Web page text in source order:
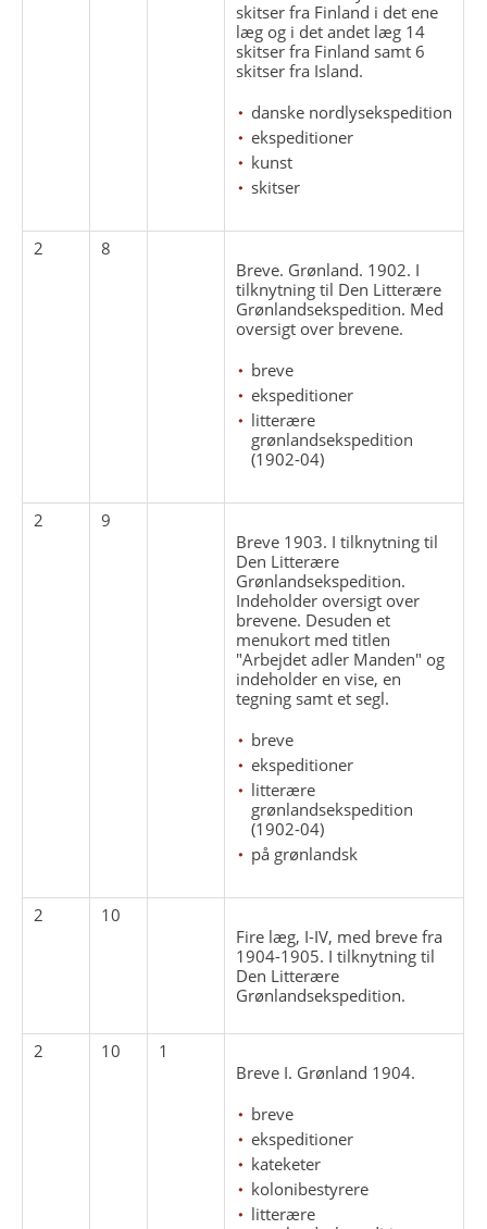
skitser fra Finland i det ene
læg og i det andet læg 14
skitser fra Finland samt 6
skitser fra Island.
danske nordlysekspedition
ekspeditioner
kunst
skitser
2
8
Breve. Grønland. 1902. I
tilknytning til Den Litterære
Grønlandsekspedition. Med
oversigt over brevene.
breve
ekspeditioner
litterære
grønlandsekspedition
(1902-04)
2
9
Breve 1903. I tilknytning til
Den Litterære
Grønlandsekspedition.
Indeholder oversigt over
brevene. Desuden et
menukort med titlen
"Arbejdet adler Manden" og
indeholder en vise, en
tegning samt et segl.
breve
ekspeditioner
litterære
grønlandsekspedition
(1902-04)
på grønlandsk
2
10
Fire læg, I-IV, med breve fra
1904-1905. I tilknytning til
Den Litterære
Grønlandsekspedition.
2 10
1
Breve I. Grønland 1904.
breve
ekspeditioner
kateketer
kolonibestyrere
litterære